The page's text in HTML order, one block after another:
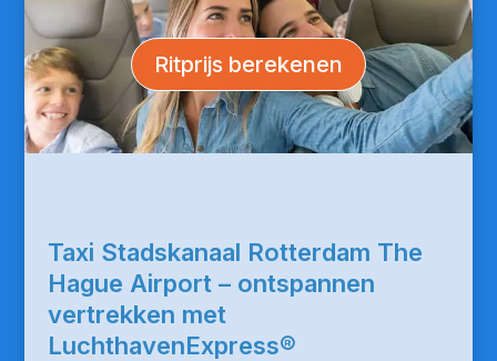
Ritprijs berekenen
Taxi Stadskanaal Rotterdam The
Hague Airport – ontspannen
vertrekken met
LuchthavenExpress®